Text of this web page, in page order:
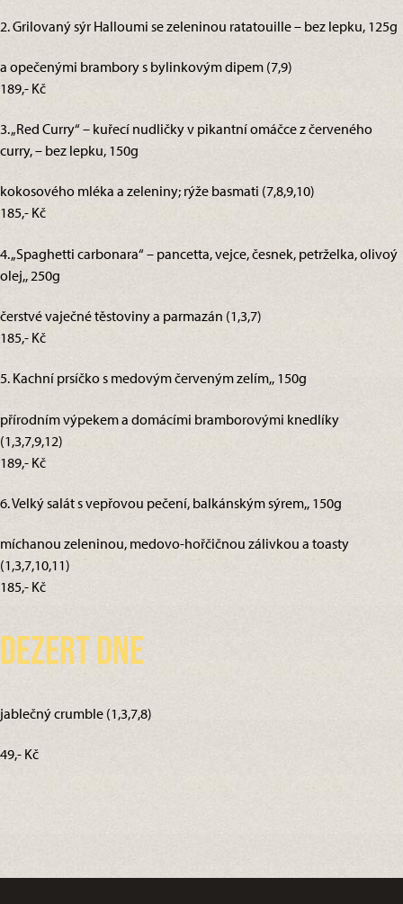
2. Grilovaný sýr Halloumi se zeleninou ratatouille – bez lepku, 125g
a opečenými brambory s bylinkovým dipem (7,9)
189,- Kč
3. „Red Curry“ – kuřecí nudličky v pikantní omáčce z červeného
curry, – bez lepku, 150g
kokosového mléka a zeleniny; rýže basmati (7,8,9,10)
185,- Kč
4. „Spaghetti carbonara“ – pancetta, vejce, česnek, petrželka, olivoý
olej,, 250g
čerstvé vaječné těstoviny a parmazán (1,3,7)
185,- Kč
5. Kachní prsíčko s medovým červeným zelím,, 150g
přírodním výpekem a domácími bramborovými knedlíky
(1,3,7,9,12)
189,- Kč
6. Velký salát s vepřovou pečení, balkánským sýrem,, 150g
míchanou zeleninou, medovo-hořčičnou zálivkou a toasty
(1,3,7,10,11)
185,- Kč
Dezert dne
jablečný crumble (1,3,7,8)
49,- Kč